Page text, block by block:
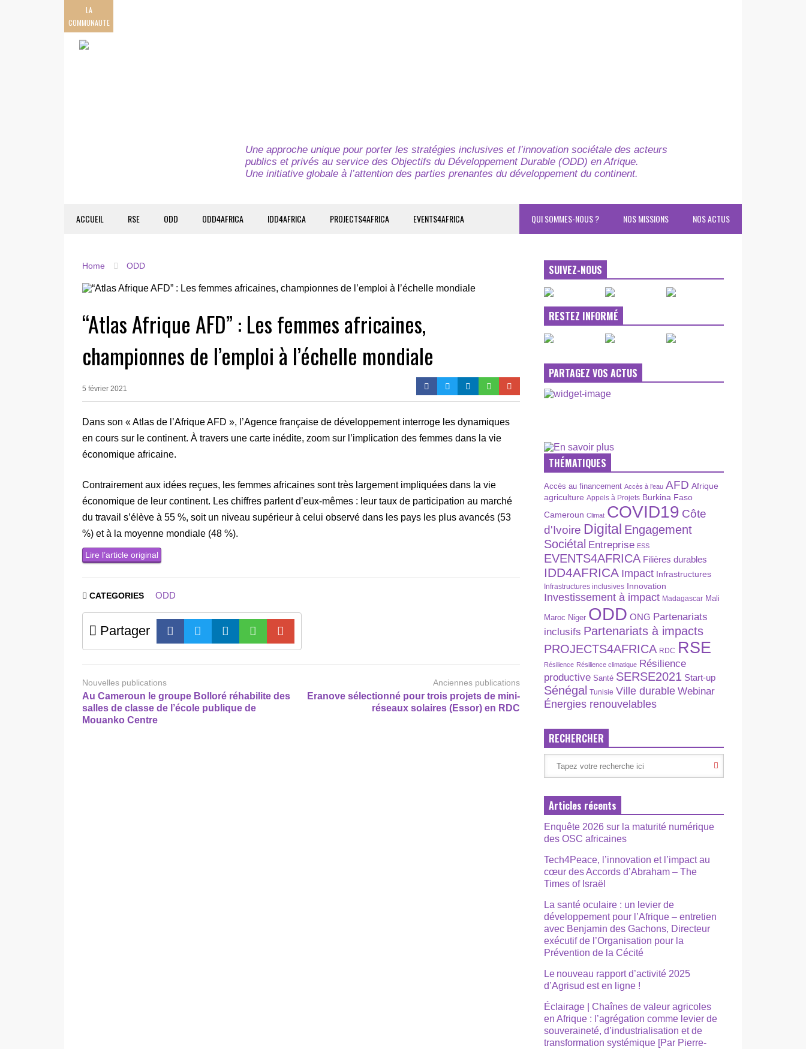
LA
COMMUNAUTE
Une approche unique pour porter les stratégies inclusives et l’innovation sociétale des acteurs
publics et privés au service des Objectifs du Développement Durable (ODD) en Afrique.
Une initiative globale à l’attention des parties prenantes du développement du continent.
ACCUEIL RSE ODD ODD4AFRICA IDD4AFRICA PROJECTS4AFRICA EVENTS4AFRICA NOS ACTUS
NOS MISSIONS
QUI SOMMES-NOUS ?
Home ODD
“Atlas Afrique AFD” : Les femmes africaines,
championnes de l’emploi à l’échelle mondiale
5 février 2021
Dans son « Atlas de l’Afrique AFD », l’Agence française de développement interroge les dynamiques
en cours sur le continent. À travers une carte inédite, zoom sur l’implication des femmes dans la vie
économique africaine.
Contrairement aux idées reçues, les femmes africaines sont très largement impliquées dans la vie
économique de leur continent. Les chiffres parlent d’eux-mêmes : leur taux de participation au marché
du travail s’élève à 55 %, soit un niveau supérieur à celui observé dans les pays les plus avancés (53
%) et à la moyenne mondiale (48 %).
Lire l’article original
CATEGORIES ODD
Partager
Nouvelles publications
Au Cameroun le groupe Bolloré réhabilite des
salles de classe de l’école publique de
Mouanko Centre
Anciennes publications
Eranove sélectionné pour trois projets de mini-
réseaux solaires (Essor) en RDC
SUIVEZ-NOUS
RESTEZ INFORMÉ
PARTAGEZ VOS ACTUS
THÉMATIQUES
Accès au financement Accès à l’eau AFD Afrique
agriculture Appels à Projets Burkina Faso
Cameroun Climat COVID19 Côte
d'Ivoire Digital Engagement
Sociétal Entreprise ESS
EVENTS4AFRICA Filières durables
IDD4AFRICA Impact Infrastructures
Infrastructures inclusives Innovation
Investissement à impact Madagascar Mali
Maroc Niger ODD ONG Partenariats
inclusifs Partenariats à impacts
PROJECTS4AFRICA RDC RSE
Résilience Résilience climatique Résilience
productive Santé SERSE2021 Start-up
Sénégal Tunisie Ville durable Webinar
Énergies renouvelables
RECHERCHER
Articles récents
Enquête 2026 sur la maturité numérique
des OSC africaines
Tech4Peace, l’innovation et l’impact au
cœur des Accords d’Abraham – The
Times of Israël
La santé oculaire : un levier de
développement pour l’Afrique – entretien
avec Benjamin des Gachons, Directeur
exécutif de l’Organisation pour la
Prévention de la Cécité
Le nouveau rapport d’activité 2025
d’Agrisud est en ligne !
Éclairage | Chaînes de valeur agricoles
en Afrique : l’agrégation comme levier de
souveraineté, d’industrialisation et de
transformation systémique [Par Pierre-